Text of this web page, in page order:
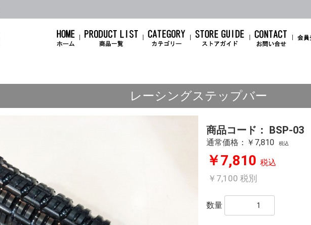
レーシングステップバー
商品コード： BSP-03
通常価格：￥7,810 税込
￥7,810 税込
￥7,100 税別
数量